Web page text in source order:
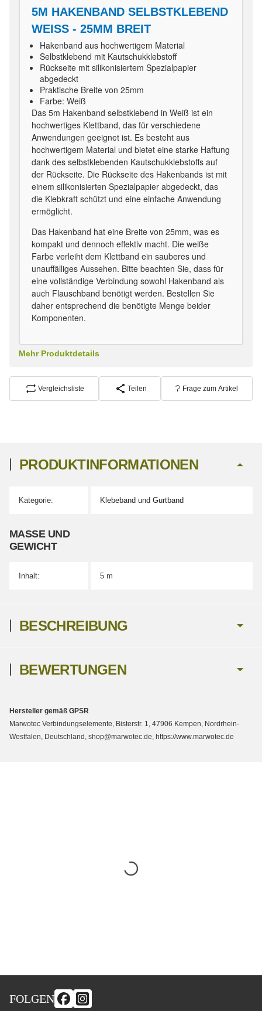
5M HAKENBAND SELBSTKLEBEND
WEISS - 25MM BREIT
Hakenband aus hochwertigem Material
Selbstklebend mit Kautschukklebstoff
Rückseite mit silikonisiertem Spezialpapier
abgedeckt
Praktische Breite von 25mm
Farbe: Weiß
Das 5m Hakenband selbstklebend in Weiß ist ein
hochwertiges Klettband, das für verschiedene
Anwendungen geeignet ist. Es besteht aus
hochwertigem Material und bietet eine starke Haftung
dank des selbstklebenden Kautschukklebstoffs auf
der Rückseite. Die Rückseite des Hakenbands ist mit
einem silikonisierten Spezialpapier abgedeckt, das
die Klebkraft schützt und eine einfache Anwendung
ermöglicht.
Das Hakenband hat eine Breite von 25mm, was es
kompakt und dennoch effektiv macht. Die weiße
Farbe verleiht dem Klettband ein sauberes und
unauffälliges Aussehen. Bitte beachten Sie, dass für
eine vollständige Verbindung sowohl Hakenband als
auch Flauschband benötigt werden. Bestellen Sie
daher entsprechend die benötigte Menge beider
Komponenten.
Mehr Produktdetails
Vergleichsliste Teilen Frage zum Artikel
PRODUKTINFORMATIONEN
Produkteigenschaft
Wert
Kategorie: Klebeband und Gurtband
MASSE UND G
EWICHT
Inhalt: 5 m
BESCHREIBUNG
BEWERTUNGEN
Hersteller gemäß GPSR
Marwotec Verbindungselemente, Bisterstr. 1, 47906 Kempen, Nordrhein-
Westfalen, Deutschland, shop@marwotec.de, https://www.marwotec.de
FOLGEN